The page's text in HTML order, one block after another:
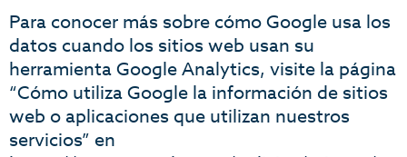
Para conocer más sobre cómo Google usa los
datos cuando los sitios web usan su
herramienta Google Analytics, visite la página
“Cómo utiliza Google la información de sitios
web o aplicaciones que utilizan nuestros
servicios” en